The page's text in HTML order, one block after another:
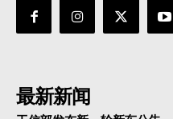
最新新闻